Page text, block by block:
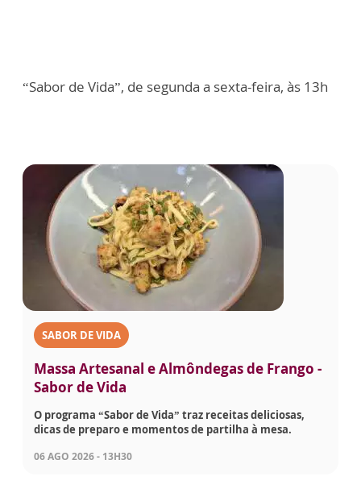
“Sabor de Vida”, de segunda a sexta-feira, às 13h
SABOR DE VIDA
Massa Artesanal e Almôndegas de Frango -
Sabor de Vida
O programa “Sabor de Vida” traz receitas deliciosas,
dicas de preparo e momentos de partilha à mesa.
06 AGO 2026 - 13H30